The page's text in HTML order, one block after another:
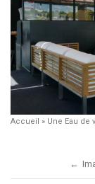
Accueil » Une Eau de